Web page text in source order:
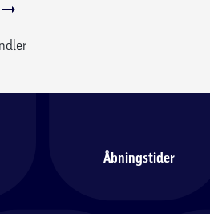
Åbningstider